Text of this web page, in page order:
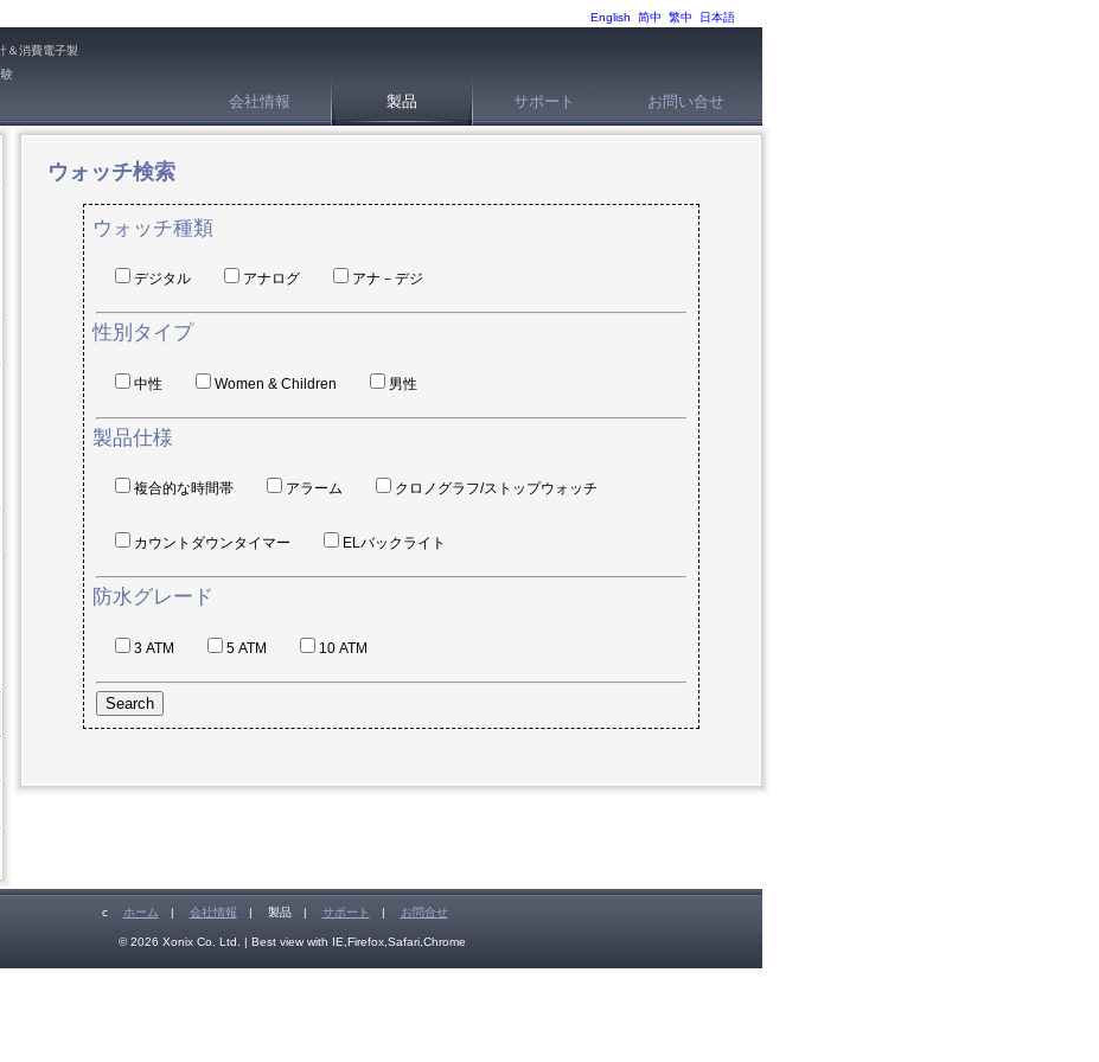
English 简中 繁中 日本語
＆消費電子製
会社情報 製品 サポート お問い合せ
ウォッチ検索
ウォッチ種類
デジタル アナログ アナ－デジ
性別タイプ
中性 Women & Children 男性
製品仕様
複合的な時間帯 アラーム クロノグラフ/ストップウォッチ
カウントダウンタイマー ELバックライト
防水グレード
3 ATM 5 ATM 10 ATM
c ホーム | 会社情報 | 製品 | サポート | お問合せ
© 2026 Xonix Co. Ltd. | Best view with IE,Firefox,Safari,Chrome